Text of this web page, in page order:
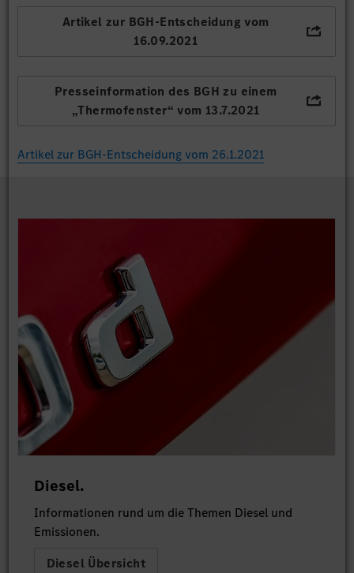
Artikel zur BGH-Entscheidung vom
16.09.2021
Presseinformation des BGH zu einem
„Thermofenster“ vom 13.7.2021
Artikel zur BGH-Entscheidung vom 26.1.2021
Diesel.
Informationen rund um die Themen Diesel und
Emissionen.
Diesel Übersicht